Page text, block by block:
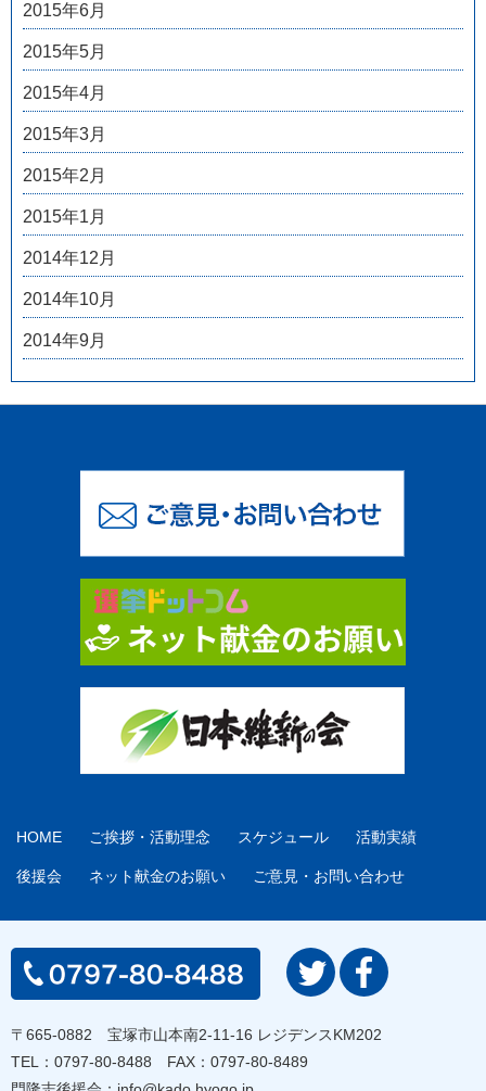
2015年6月
2015年5月
2015年4月
2015年3月
2015年2月
2015年1月
2014年12月
2014年10月
2014年9月
HOME ご挨拶・活動理念 スケジュール 活動実績
後援会 ネット献金のお願い ご意見・お問い合わせ
〒665-0882 宝塚市山本南2-11-16 レジデンスKM202
TEL： 0797-80-8488 FAX：0797-80-8489